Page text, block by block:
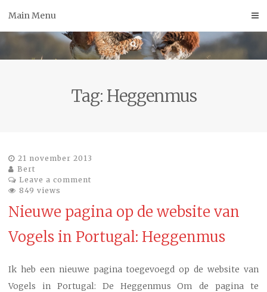
Main Menu
Tag: Heggenmus
21 november 2013
Bert
Leave a comment
849 views
Nieuwe pagina op de website van
Vogels in Portugal: Heggenmus
Ik heb een nieuwe pagina toegevoegd op de website van
Vogels in Portugal: De Heggenmus Om de pagina te